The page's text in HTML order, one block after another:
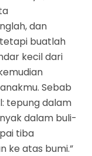
dan
buatlah
kecil dari
Sebab
tepung dalam
dalam buli-
tiba
ke atas bumi.”